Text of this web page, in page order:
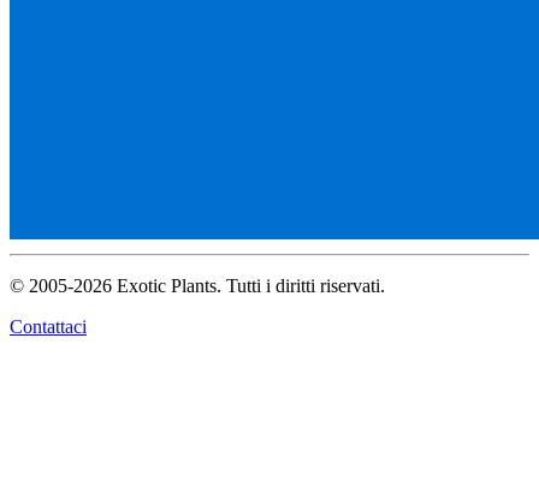
© 2005-2026 Exotic Plants. Tutti i diritti riservati.
Contattaci